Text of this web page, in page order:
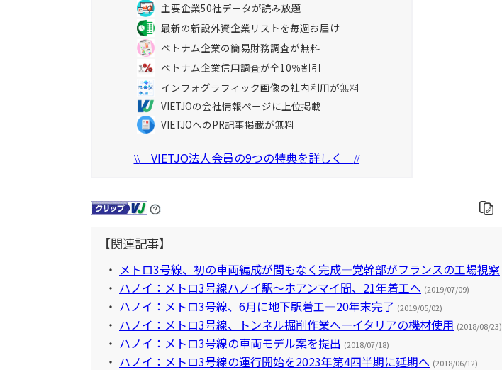
主要企業50社データが読み放題
最新の新設外資企業リストを毎週お届け
ベトナム企業の簡易財務調査が無料
ベトナム企業信用調査が全10％割引
インフォグラフィック画像の社内利用が無料
VIETJOの会社情報ページに上位掲載
VIETJOへのPR記事掲載が無料
\\VIETJO法人会員の9つの特典を詳しく //
【関連記事】
・ メトロ3号線、初の車両編成が間もなく完成―党幹部がフランスの工場視察
・ ハノイ：メトロ3号線ハノイ駅～ホアンマイ間、21年着工へ (2019/07/09)
・ ハノイ：メトロ3号線、6月に地下駅着工―20年末完了 (2019/05/02)
・ ハノイ：メトロ3号線、トンネル掘削作業へ―イタリアの機材使用 (2018/08/23)
・ ハノイ：メトロ3号線の車両モデル案を提出 (2018/07/18)
・ ハノイ：メトロ3号線の運行開始を2023年第4四半期に延期へ (2018/06/12)